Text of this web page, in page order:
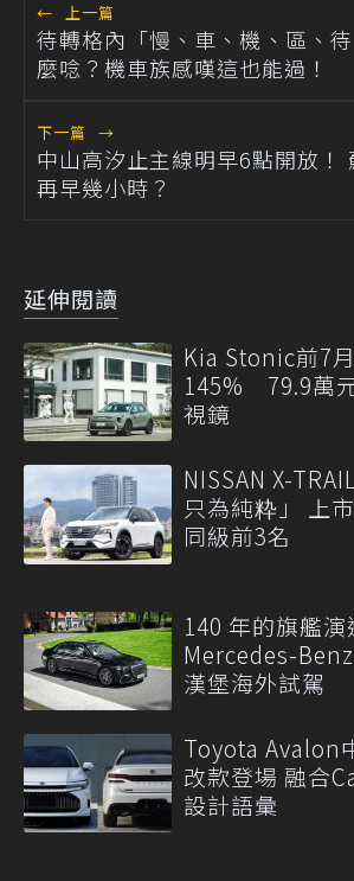
← 上一篇
待轉格內「慢、車、機、區、
麼唸？機車族感嘆這也能過！
下一篇 →
中山高汐止主線明早6點開放！
再早幾小時？
延伸閱讀
Kia Stonic前7
145% 79.9萬
視鏡
NISSAN X-
只為純粋」 上
同級前3名
140 年的旗艦
Mercedes-
漢堡海外試駕
Toyota Avalon
改款登場 融合
設計語彙